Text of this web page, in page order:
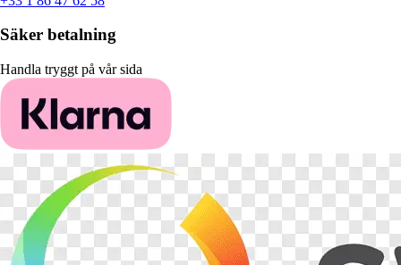
Säker betalning
Handla tryggt på vår sida